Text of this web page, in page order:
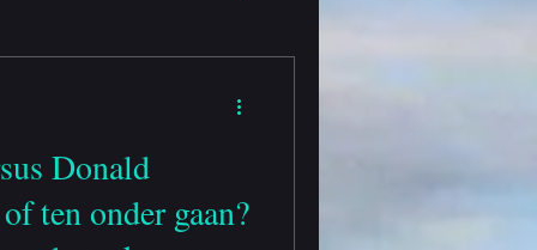
Donald
ten onder gaan?